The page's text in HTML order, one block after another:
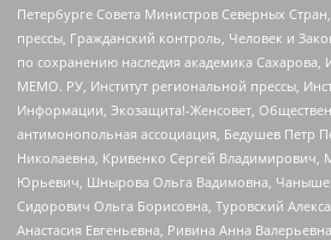
Петербурге Совета Министров Северных
прессы, Гражданский контроль, Человек и
по сохранению наследия академика Сахарова,
МЕМО. РУ, Институт региональной прессы,
Информации, Экозащита!-Женсовет,
антимонопольная ассоциация, Бедушев Петр
Николаевна, Кривенко Сергей Владимирович,
Юрьевич, Шнырова Ольга Вадимовна,
Сидорович Ольга Борисовна, Туровский
Анастасия Евгеньевна, Ривина Анна